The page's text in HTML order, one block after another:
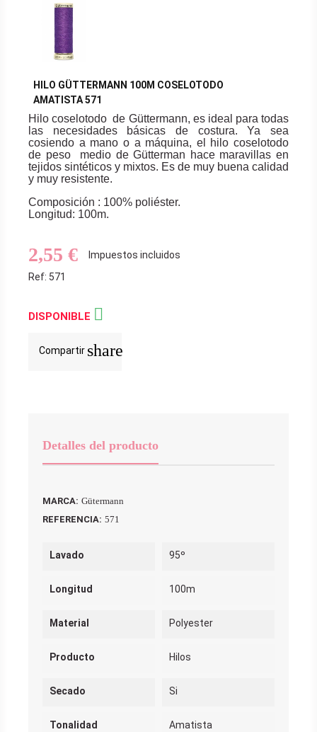
HILO GÜTTERMANN 100M COSELOTODO
AMATISTA 571
Hilo coselotodo de Güttermann, es ideal para todas
las necesidades básicas de costura. Ya sea
cosiendo a mano o a máquina, el hilo coselotodo
de peso medio de Gütterman hace maravillas en
tejidos sintéticos y mixtos. Es de muy buena calidad
y muy resistente.
Composición : 100% poliéster.
Longitud: 100m.
2,55 €
Impuestos incluidos
Ref: 571
DISPONIBLE 
Compartir share
Detalles del producto
MARCA: Gütermann
REFERENCIA: 571
Lavado 95º
Longitud 100m
Material Polyester
Producto Hilos
Secado Si
Tonalidad Amatista